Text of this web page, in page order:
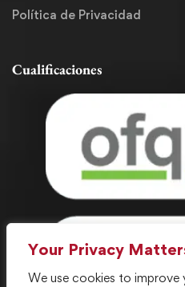
Your Privacy
We use cookies to improve
Política de Privacidad
Cualificaciones